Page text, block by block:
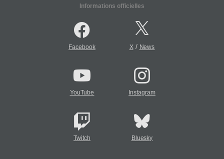
Informations officielles
Facebook X/ News
YouTube Instagram
Twitch Bluesky